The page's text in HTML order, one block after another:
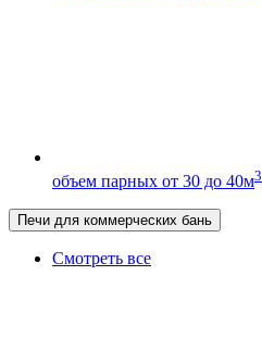
объем парных от 30 до 40м3
Печи для коммерческих бань
Смотреть все